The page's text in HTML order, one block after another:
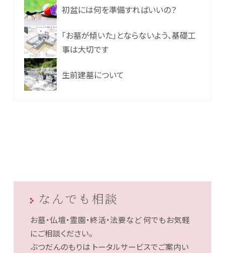
初盆には何を準備すればいいの？
「お墓が傾いた」とならないよう、基礎工
事は大切です
生前建墓について
なんでも相談
お墓・仏壇・霊園・終活・法要など何でもお気軽
にご相談ください。
ぶつだんのもりは トータルサービスでご案内い